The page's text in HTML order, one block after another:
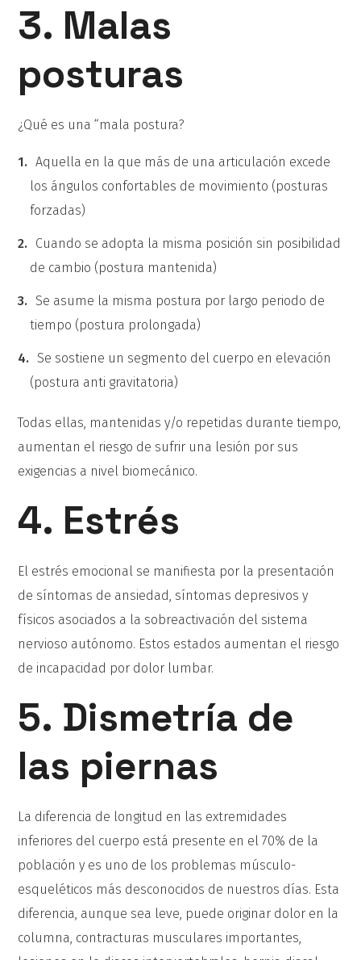
3. Malas
posturas
¿Qué es una “mala postura?
Aquella en la que más de una articulación excede
los ángulos confortables de movimiento (posturas
forzadas)
Cuando se adopta la misma posición sin posibilidad
de cambio (postura mantenida)
Se asume la misma postura por largo periodo de
tiempo (postura prolongada)
Se sostiene un segmento del cuerpo en elevación
(postura anti gravitatoria)
Todas ellas, mantenidas y/o repetidas durante tiempo,
aumentan el riesgo de sufrir una lesión por sus
exigencias a nivel biomecánico.
4. Estrés
El estrés emocional se manifiesta por la presentación
de síntomas de ansiedad, síntomas depresivos y
físicos asociados a la sobreactivación del sistema
nervioso autónomo. Estos estados aumentan el riesgo
de incapacidad por dolor lumbar.
5. Dismetría de
las piernas
La diferencia de longitud en las extremidades
inferiores del cuerpo está presente en el 70% de la
población y es uno de los problemas músculo-
esqueléticos más desconocidos de nuestros días. Esta
diferencia, aunque sea leve, puede originar dolor en la
columna, contracturas musculares importantes,